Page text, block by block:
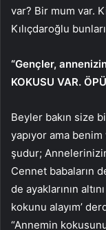
var? Bir mum var.
Kılıçdaroğlu
“Gençler,
KOKUSU VAR.
Beyler bakın size
yapıyor ama
şudur;
Cennet babaların
de ayaklarının
kokunu alayım’
“Annemin